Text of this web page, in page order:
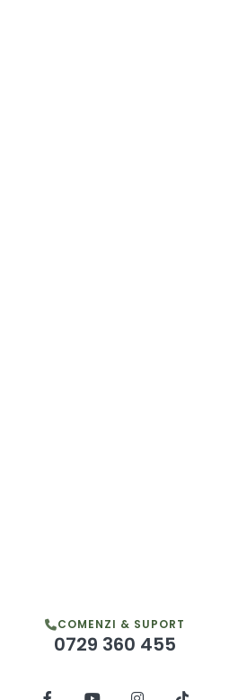
COMENZI & SUPORT
0729 360 455